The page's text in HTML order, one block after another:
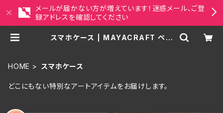
メールが届かない方が増えています！迷惑メール、ご登
録アドレスを確認してください
スマホケース | MAYACRAFT ペッ
HOME
スマホケース
どこにもない特別なアートアイテムをお届けします。